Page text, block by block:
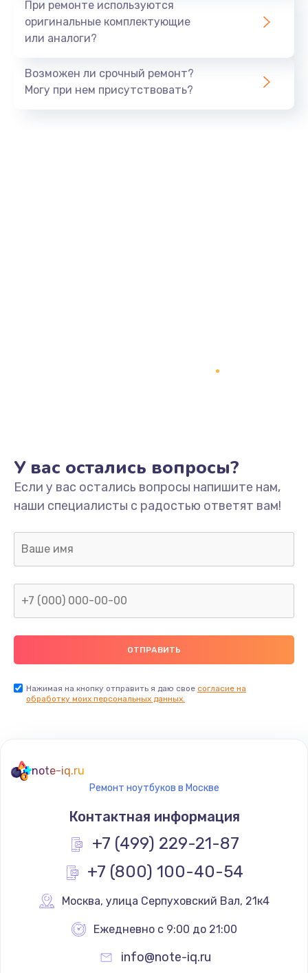
При ремонте используются
оригинальные комплектующие
или аналоги?
Возможен ли срочный ремонт?
Могу при нем присутствовать?
У вас остались вопросы?
Если у вас остались вопросы напишите нам,
наши специалисты с радостью ответят вам!
Нажимая на кнопку отправить я даю свое согласие на
обработку моих персональных данных.
note-iq.ru
Ремонт ноутбуков в Москве
Контактная информация
+7 (499) 229-21-87
+7 (800) 100-40-54
Москва, улица Серпуховский Вал, 21к4
Ежедневно с 9:00 до 21:00
info@note-iq.ru